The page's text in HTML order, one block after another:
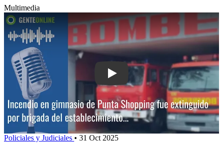
Multimedia
Play: Incendio en gimnasio de Punta
Policiales y Judiciales • 31 Oct 2025